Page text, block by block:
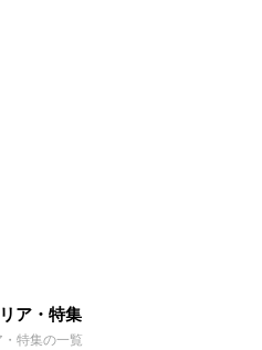
ア・特集
・特集の一覧